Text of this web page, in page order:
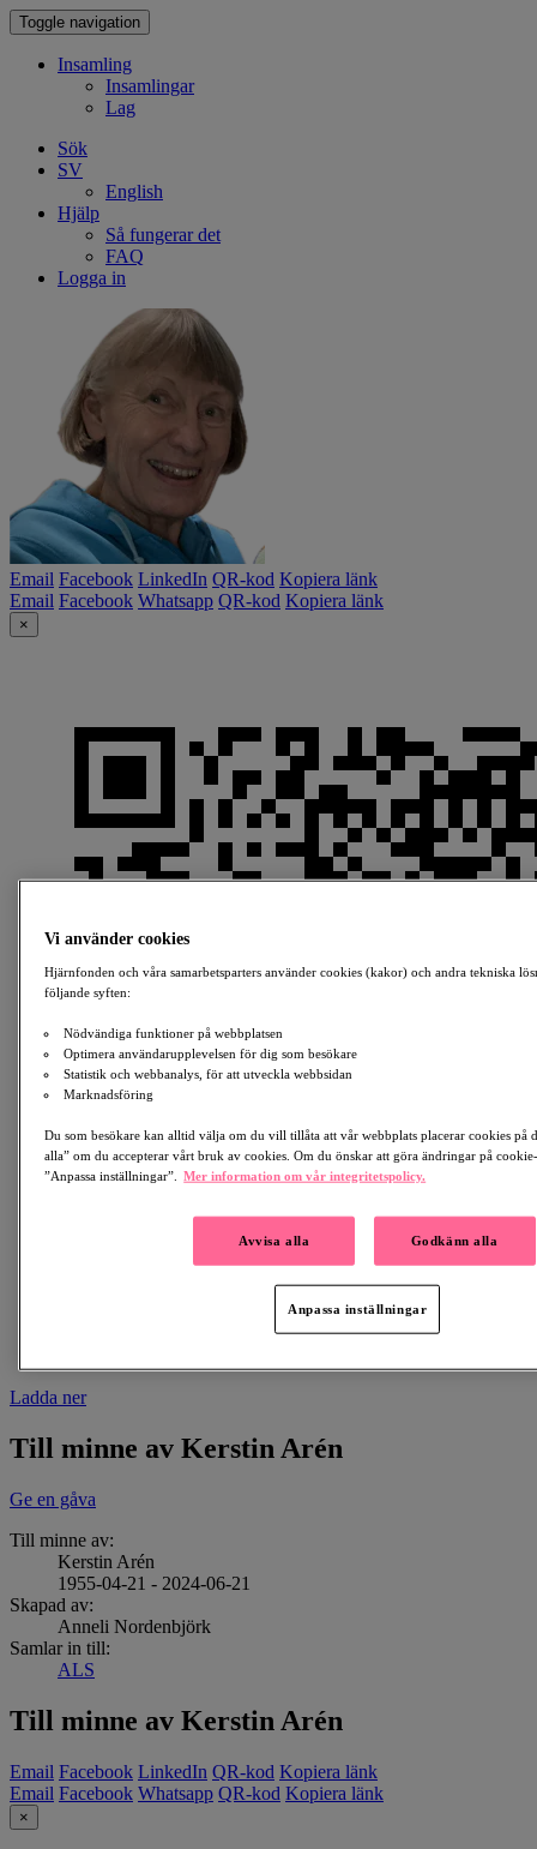
Toggle navigation
Insamling
Insamlingar
Lag
Sök
SV
English
Hjälp
Så fungerar det
FAQ
Logga in
Email Facebook LinkedIn QR-kod Kopiera länk
Email Facebook Whatsapp QR-kod Kopiera länk
×
Ladda ner
Till minne av Kerstin Arén
Ge en gåva
Till minne av:
Kerstin Arén
1955-04-21 - 2024-06-21
Skapad av:
Anneli Nordenbjörk
Samlar in till:
ALS
Till minne av Kerstin Arén
Email Facebook LinkedIn QR-kod Kopiera länk
Email Facebook Whatsapp QR-kod Kopiera länk
×
Vi använder cookies
Hjärnfonden och våra samarbetsparters använder cookies (kakor) och andra tekniska
följande syften:
Nödvändiga funktioner på webbplatsen
Optimera användarupplevelsen för dig som besökare
Statistik och webbanalys, för att utveckla webbsidan
Marknadsföring
Du som besökare kan alltid välja om du vill tillåta att vår webbplats placerar cookies på
alla” om du accepterar vårt bruk av cookies. Om du önskar att göra ändringar på
”Anpassa inställningar”.
Mer information om vår integritetspolicy.
Avvisa alla Godkänn alla
Anpassa inställningar